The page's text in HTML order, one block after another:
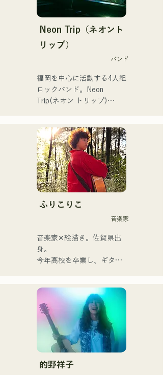
Neon Trip（ネオント
リップ）
バンド
福岡を中心に活動する4人組
ロックバンド。Neon
Trip(ネオン トリップ)
歌謡ロックのエッセンスが
Vo&Gt.神谷優馬の艶のある
歌声でノスタルジーを感じ
る楽曲に息づいている。
Vo&Gt.神谷優馬を中心に生
み出す、時に優しく、時に
ルーツが加わり幅広い楽曲
を生み出し、『令和歌謡ロ
ック』を掲げ活動してい
ふりこりこ
音楽家
音楽家✕絵描き。佐賀県出
身。
今年高校を卒業し、ギター
行う傍ら、大胆な色彩感覚
を活かしたアート制作に励
む。枠に収まりきれないマ
ルチな表現スタイルを確立
するため、日々探求を続け
ている。現在はSNSを中心
に、自身の表現を発信中。
的野祥子